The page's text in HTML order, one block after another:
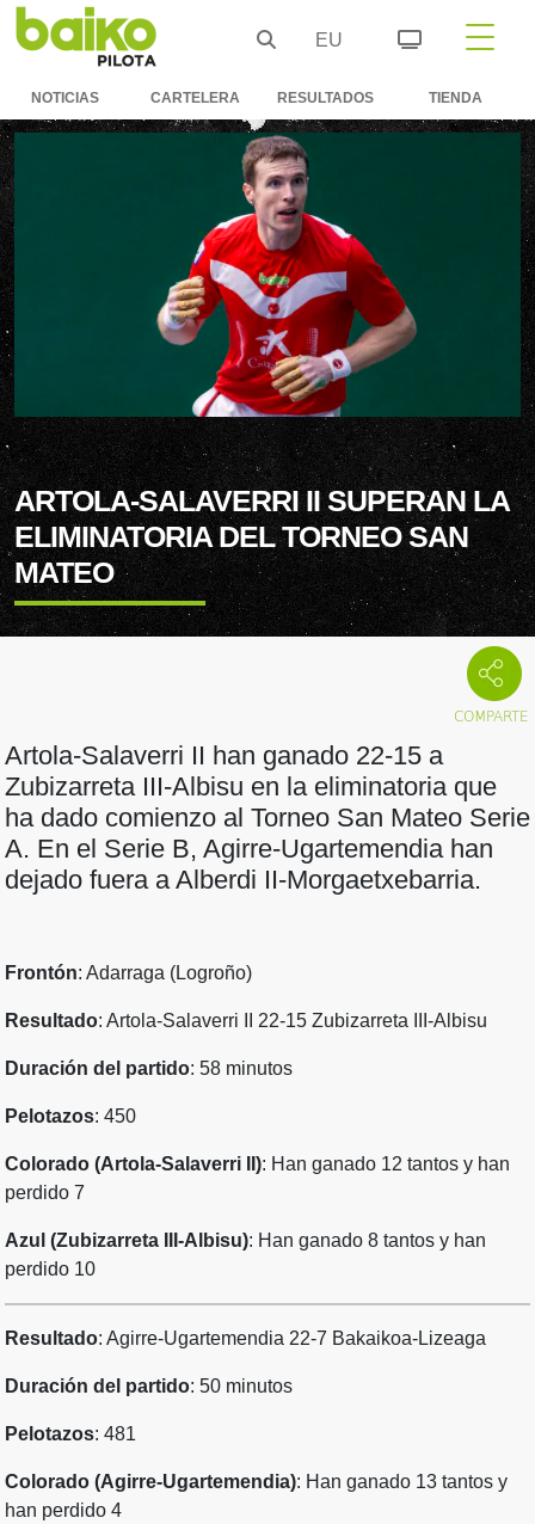
EU
NOTICIAS CARTELERA RESULTADOS TIENDA
ARTOLA-SALAVERRI II SUPERAN LA
ELIMINATORIA DEL TORNEO SAN
MATEO
Artola-Salaverri II han ganado 22-15 a
Zubizarreta III-Albisu en la eliminatoria que
ha dado comienzo al Torneo San Mateo Serie
A. En el Serie B, Agirre-Ugartemendia han
dejado fuera a Alberdi II-Morgaetxebarria.
Frontón: Adarraga (Logroño)
Resultado: Artola-Salaverri II 22-15 Zubizarreta III-Albisu
Duración del partido: 58 minutos
Pelotazos: 450
Colorado (Artola-Salaverri II): Han ganado 12 tantos y han
perdido 7
Azul (Zubizarreta III-Albisu): Han ganado 8 tantos y han
perdido 10
Resultado: Agirre-Ugartemendia 22-7 Bakaikoa-Lizeaga
Duración del partido: 50 minutos
Pelotazos: 481
Colorado (Agirre-Ugartemendia): Han ganado 13 tantos y
han perdido 4